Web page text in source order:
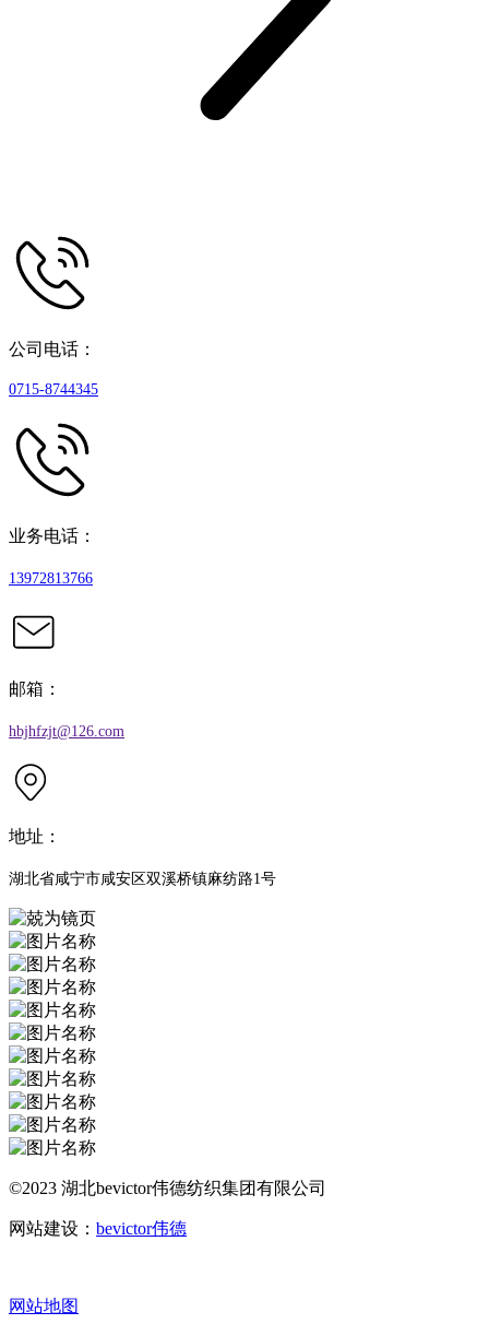
公司电话：
0715-8744345
业务电话：
13972813766
邮箱：
hbjhfzjt@126.com
地址：
湖北省咸宁市咸安区双溪桥镇麻纺路1号
©2023 湖北bevictor伟德纺织集团有限公司
网站建设： bevictor伟德
网站地图